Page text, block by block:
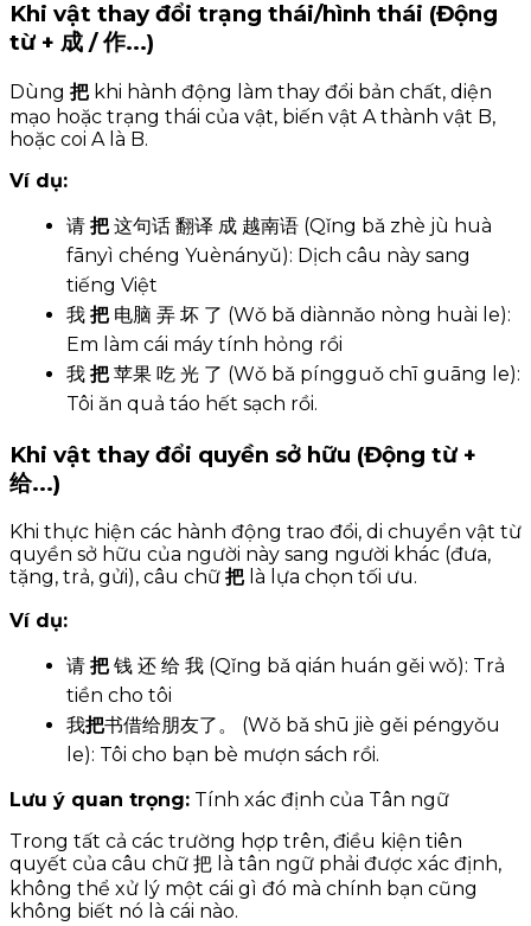
Khi vật thay đổi trạng thái/hình thái (Động
từ + 成 / 作...)
Dùng 把 khi hành động làm thay đổi bản chất, diện
mạo hoặc trạng thái của vật, biến vật A thành vật B,
hoặc coi A là B.
Ví dụ:
请 把 这句话 翻译 成 越南语 (Qǐng bǎ zhè jù huà
fānyì chéng Yuènányǔ): Dịch câu này sang
tiếng Việt
我 把 电脑 弄 坏 了 (Wǒ bǎ diànnǎo nòng huài le):
Em làm cái máy tính hỏng rồi
我 把 苹果 吃 光 了 (Wǒ bǎ píngguǒ chī guāng le):
Tôi ăn quả táo hết sạch rồi.
Khi vật thay đổi quyền sở hữu (Động từ +
给...)
Khi thực hiện các hành động trao đổi, di chuyển vật từ
quyền sở hữu của người này sang người khác (đưa,
tặng, trả, gửi), câu chữ 把 là lựa chọn tối ưu.
Ví dụ:
请 把 钱 还 给 我 (Qǐng bǎ qián huán gěi wǒ): Trả
tiền cho tôi
我把书借给朋友了。 (Wǒ bǎ shū jiè gěi péngyǒu
le): Tôi cho bạn bè mượn sách rồi.
Lưu ý quan trọng: Tính xác định của Tân ngữ
Trong tất cả các trường hợp trên, điều kiện tiên
quyết của câu chữ 把 là tân ngữ phải được xác định,
không thể xử lý một cái gì đó mà chính bạn cũng
không biết nó là cái nào.